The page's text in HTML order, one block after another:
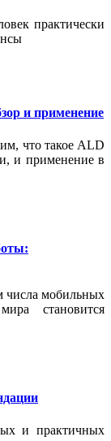
практически
и применение
что такое ALD
и применение в
числа мобильных
становится
и практичных